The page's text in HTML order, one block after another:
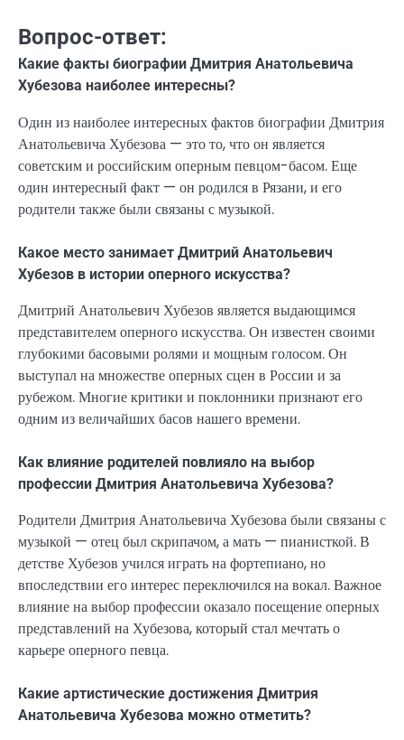
Вопрос-ответ:
Какие факты биографии Дмитрия Анатольевича
Хубезова наиболее интересны?
Один из наиболее интересных фактов биографии Дмитрия
Анатольевича Хубезова — это то, что он является
советским и российским оперным певцом-басом. Еще
один интересный факт — он родился в Рязани, и его
родители также были связаны с музыкой.
Какое место занимает Дмитрий Анатольевич
Хубезов в истории оперного искусства?
Дмитрий Анатольевич Хубезов является выдающимся
представителем оперного искусства. Он известен своими
глубокими басовыми ролями и мощным голосом. Он
выступал на множестве оперных сцен в России и за
рубежом. Многие критики и поклонники признают его
одним из величайших басов нашего времени.
Как влияние родителей повлияло на выбор
профессии Дмитрия Анатольевича Хубезова?
Родители Дмитрия Анатольевича Хубезова были связаны с
музыкой — отец был скрипачом, а мать — пианисткой. В
детстве Хубезов учился играть на фортепиано, но
впоследствии его интерес переключился на вокал. Важное
влияние на выбор профессии оказало посещение оперных
представлений на Хубезова, который стал мечтать о
карьере оперного певца.
Какие артистические достижения Дмитрия
Анатольевича Хубезова можно отметить?